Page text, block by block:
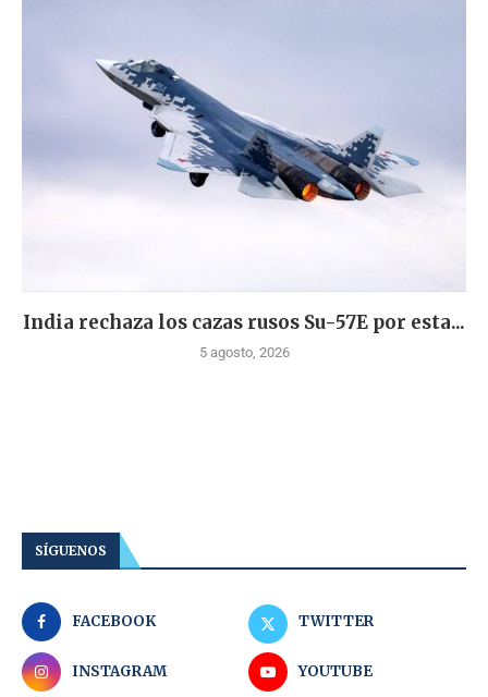
India rechaza los cazas rusos Su-57E por esta...
5 agosto, 2026
SÍGUENOS
FACEBOOK TWITTER
INSTAGRAM YOUTUBE